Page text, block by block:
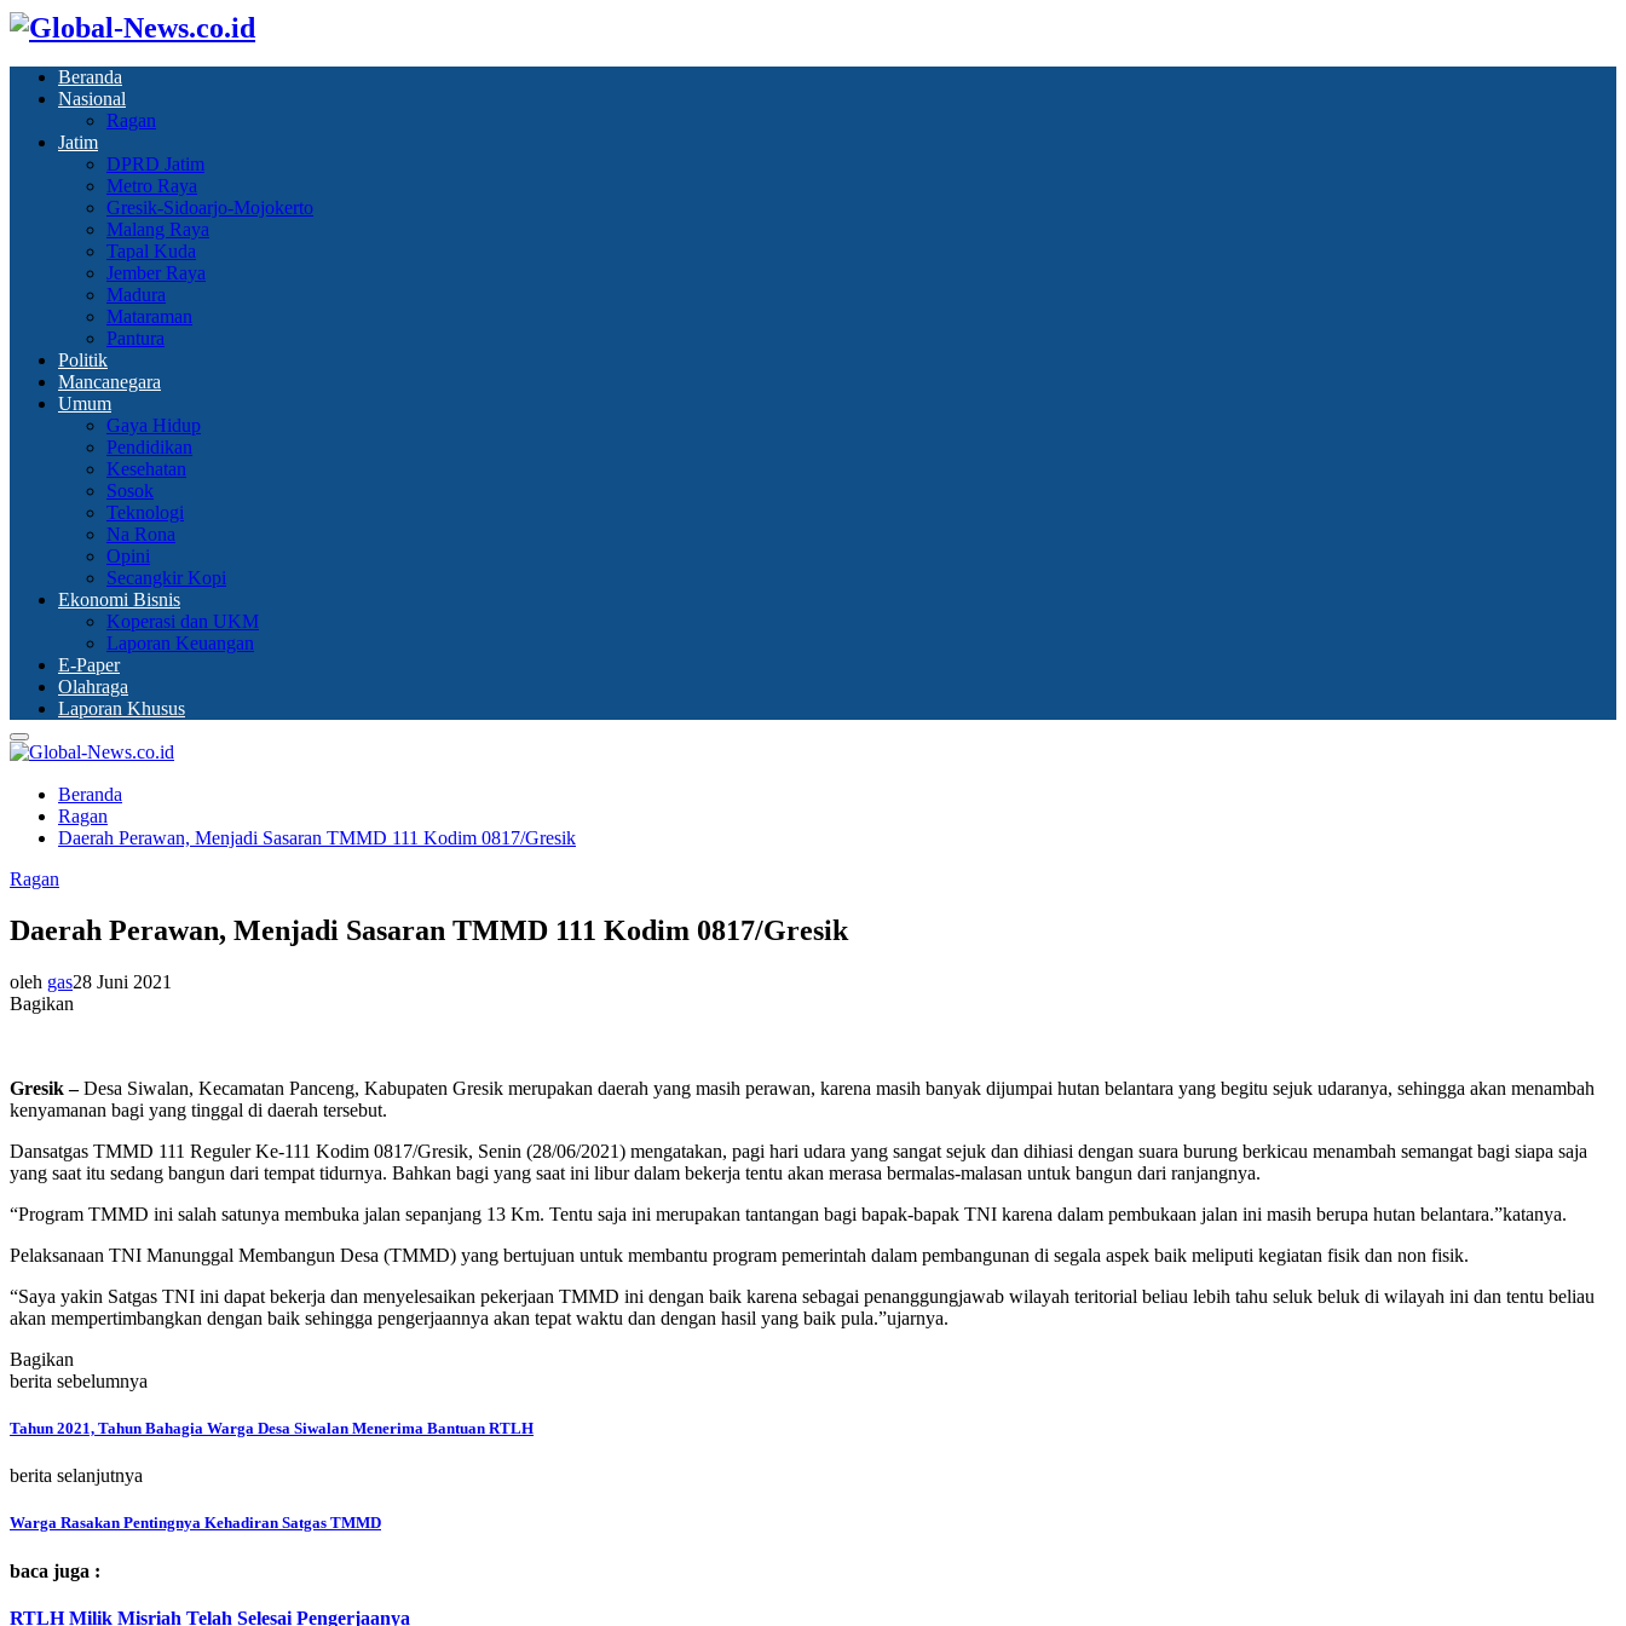
Beranda
Nasional
Ragan
Jatim
DPRD Jatim
Metro Raya
Gresik-Sidoarjo-Mojokerto
Malang Raya
Tapal Kuda
Jember Raya
Madura
Mataraman
Pantura
Politik
Mancanegara
Umum
Gaya Hidup
Pendidikan
Kesehatan
Sosok
Teknologi
Na Rona
Opini
Secangkir Kopi
Ekonomi Bisnis
Koperasi dan UKM
Laporan Keuangan
E-Paper
Olahraga
Laporan Khusus
Primary
Menu
Beranda
Ragan
Daerah Perawan, Menjadi Sasaran TMMD 111 Kodim 0817/Gresik
Ragan
Daerah Perawan, Menjadi Sasaran TMMD 111 Kodim 0817/Gresik
oleh gas28 Juni 2021
Bagikan
Gresik –Desa Siwalan, Kecamatan Panceng, Kabupaten Gresik merupakan daerah yang masih perawan, karena masih banyak dijumpai hutan belantara yang begitu sejuk udaranya, sehingga akan menambah
kenyamanan bagi yang tinggal di daerah tersebut.
Dansatgas TMMD 111 Reguler Ke-111 Kodim 0817/Gresik, Senin (28/06/2021) mengatakan, pagi hari udara yang sangat sejuk dan dihiasi dengan suara burung berkicau menambah semangat bagi siapa saja
yang saat itu sedang bangun dari tempat tidurnya. Bahkan bagi yang saat ini libur dalam bekerja tentu akan merasa bermalas-malasan untuk bangun dari ranjangnya.
“Program TMMD ini salah satunya membuka jalan sepanjang 13 Km. Tentu saja ini merupakan tantangan bagi bapak-bapak TNI karena dalam pembukaan jalan ini masih berupa hutan belantara.”katanya.
Pelaksanaan TNI Manunggal Membangun Desa (TMMD) yang bertujuan untuk membantu program pemerintah dalam pembangunan di segala aspek baik meliputi kegiatan fisik dan non fisik.
“Saya yakin Satgas TNI ini dapat bekerja dan menyelesaikan pekerjaan TMMD ini dengan baik karena sebagai penanggungjawab wilayah teritorial beliau lebih tahu seluk beluk di wilayah ini dan tentu beliau
akan mempertimbangkan dengan baik sehingga pengerjaannya akan tepat waktu dan dengan hasil yang baik pula.”ujarnya.
Bagikan
berita sebelumnya
Tahun 2021, Tahun Bahagia Warga Desa Siwalan Menerima Bantuan RTLH
berita selanjutnya
Warga Rasakan Pentingnya Kehadiran Satgas TMMD
baca juga :
RTLH Milik Misriah Telah Selesai Pengerjaanya